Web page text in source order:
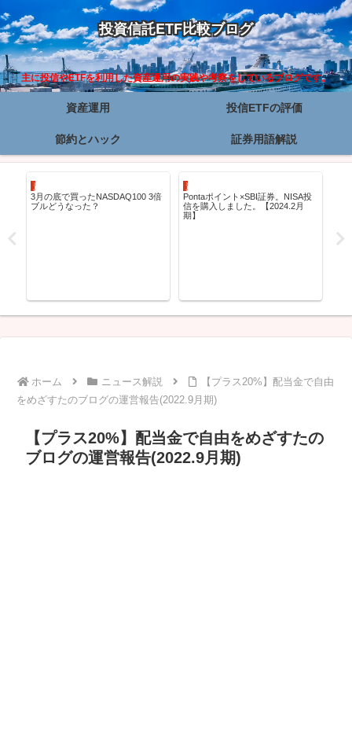
投資信託ETF比較ブログ
主に投信やETFを利用した資産運用の実践や考察をしているブログです。
資産運用 投信ETFの評価
節約とハック 証券用語解説
資産運用
3月の底で買ったNASDAQ100 3倍
ブルどうなった？
資産運用
Pontaポイント×SBI証券。NISA投
信を購入しました。【2024.2月
期】
ホーム ニュース解説
【プラス20%】配当金で自由
をめざすたのブログの運営報告(2022.9月期)
【プラス20%】配当金で自由をめざすたの
ブログの運営報告(2022.9月期)